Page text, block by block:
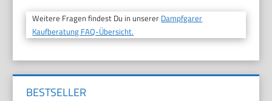
Weitere Fragen findest Du in unserer Dampfgarer
Kaufberatung FAQ-Übersicht.
BESTSELLER